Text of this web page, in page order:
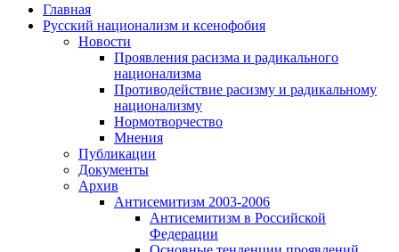
Главная
Русский национализм и ксенофобия
Новости
Проявления расизма и радикального
национализма
Противодействие расизму и радикальному
национализму
Нормотворчество
Мнения
Публикации
Документы
Архив
Антисемитизм 2003-2006
Антисемитизм в Российской
Федерации